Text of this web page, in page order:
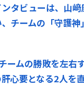
タビューは、山
チームの「守護神
ームの勝敗を左右
心要となる2人を